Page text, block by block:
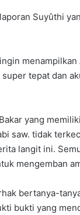
Suyûthi
tepat dan
yang
saw. tidak
langit ini.
mengemban
bertanya-
bukti yang